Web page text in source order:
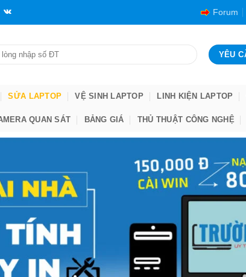
Forum
SỬA LAPTOP VỆ SINH LAPTOP LINH KIỆN LAPTOP
QUAN SÁT BẢNG GIÁ THỦ THUẬT CÔNG NGHỆ